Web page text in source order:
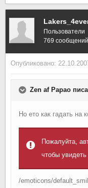
Пользователи
769 сообщений
Опубликовано:
Zen af Papao
Но ето как гадать на
Пожалуйта,
чтобы
/emoticons/